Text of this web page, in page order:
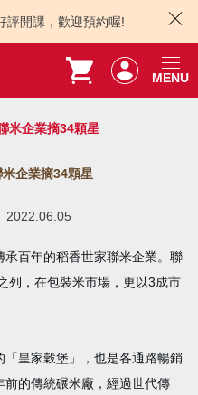
評開課，歡迎預約喔!
MENU
米企業摘34顆星
企業摘34顆星
2022.06.05
百年的稻香世家聯米企業。聯
列，在包裝米市場，更以3成市
皇家穀堡」，也是各通路暢銷
的傳統碾米廠，經過世代傳